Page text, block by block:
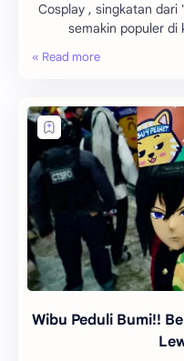
Cosplay , singkatan
semakin populer di
Wibu Peduli Bumi!!